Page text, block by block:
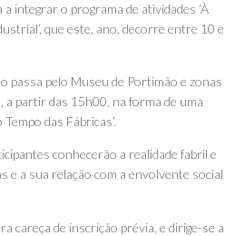
integrar o programa de atividades ‘À
que este, ano, decorre entre 10 e
passa pelo Museu de Portimão e zonas
a partir das 15h00, na forma de uma
das Fábricas’.
conhecerão a realidade fabril e
e a sua relação com a envolvente social
careça de inscrição prévia, e dirige-se a